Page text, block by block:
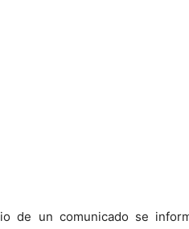
de un comunicado se